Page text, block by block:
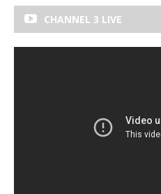
CHANNEL 3 LIVE